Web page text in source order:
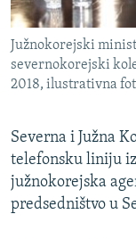
VIŠE OD NASLOVA
GENOCID U
POPLAVE I KLIZIŠTA
POST SCRIPTUM
MOJA EVROPA
PRATITE NAS
Južnokorejski
severnokorejski
2018, ilustrativna
Severna i Južna
telefonsku liniju
južnokorejska
predsedništvo u